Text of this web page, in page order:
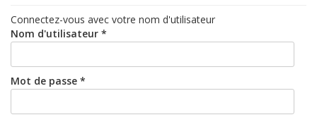
Connectez-vous avec votre nom d'utilisateur
Nom d'utilisateur *
Mot de passe *